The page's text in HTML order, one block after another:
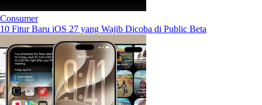
Consumer
10 Fitur Baru iOS 27 yang Wajib Dicoba di Public Beta